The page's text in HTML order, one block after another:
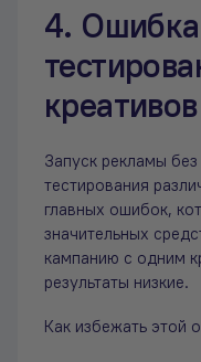
4.
Запуск рекламы
тестирования
главных ошибок,
значительных
кампанию с одним
результаты низкие.
Как избежать этой